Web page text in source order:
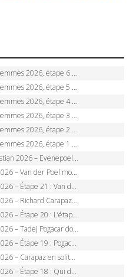
Le Court-Pienaar gagne à Tournon, Reusser en jaune
gagne à Belleville, Reusser en jaune, Ferrand-Prévot coule
Reusser écrase le chrono, Ferrand-Prévot en crise
Haugset en solitaire, 88 km d’échappée, maillot jaune
Wiebes doublé à Genève, Markus héroïque, 7e record
Wiebes intouchable à Lausanne, premier maillot jaune
recordman, 4e victoire, Carapaz battu au sprint
à Paris, Pogacar égale le record des cinq sacres
qui succédera à Wout van Aert sur les Champs-Elysées ?
Alpes, doublé et maillot à pois, Seixas perd le podium
Galibier, Sarenne, Alpe d’Huez, qui succédera à Pogacar ?
l’Alpe d’Huez, 5e victoire, record de Pantani pulvérisé
peut-il enfin dompter l’Alpe d’Huez ?
Merlette, Paret-Peintre à un point du maillot à pois
Orcières-Merlette, première marche vers l’Alpe d’Huez ?